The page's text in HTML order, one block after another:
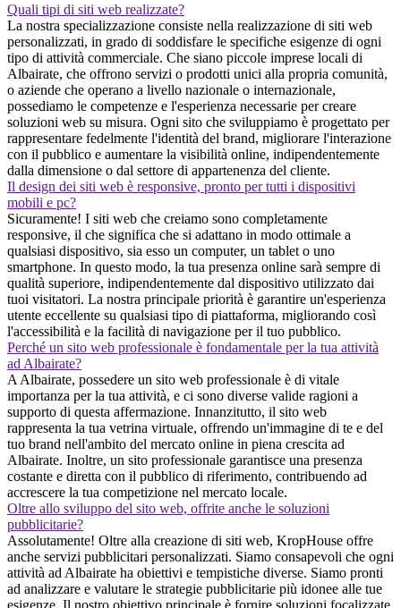
Quali tipi di siti web realizzate?
La nostra specializzazione consiste nella realizzazione di siti web
personalizzati, in grado di soddisfare le specifiche esigenze di ogni
tipo di attività commerciale. Che siano piccole imprese locali di
Albairate, che offrono servizi o prodotti unici alla propria comunità,
o aziende che operano a livello nazionale o internazionale,
possediamo le competenze e l'esperienza necessarie per creare
soluzioni web su misura. Ogni sito che sviluppiamo è progettato per
rappresentare fedelmente l'identità del brand, migliorare l'interazione
con il pubblico e aumentare la visibilità online, indipendentemente
dalla dimensione o dal settore di appartenenza del cliente.
Il design dei siti web è responsive, pronto per tutti i dispositivi
mobili e pc?
Sicuramente! I siti web che creiamo sono completamente
responsive, il che significa che si adattano in modo ottimale a
qualsiasi dispositivo, sia esso un computer, un tablet o uno
smartphone. In questo modo, la tua presenza online sarà sempre di
qualità superiore, indipendentemente dal dispositivo utilizzato dai
tuoi visitatori. La nostra principale priorità è garantire un'esperienza
utente eccellente su qualsiasi tipo di piattaforma, migliorando così
l'accessibilità e la facilità di navigazione per il tuo pubblico.
Perché un sito web professionale è fondamentale per la tua attività
ad Albairate?
A Albairate, possedere un sito web professionale è di vitale
importanza per la tua attività, e ci sono diverse valide ragioni a
supporto di questa affermazione. Innanzitutto, il sito web
rappresenta la tua vetrina virtuale, offrendo un'immagine di te e del
tuo brand nell'ambito del mercato online in piena crescita ad
Albairate. Inoltre, un sito professionale garantisce una presenza
costante e diretta con il pubblico di riferimento, contribuendo ad
accrescere la tua competizione nel mercato locale.
Oltre allo sviluppo del sito web, offrite anche le soluzioni
pubblicitarie?
Assolutamente! Oltre alla creazione di siti web, KropHouse offre
anche servizi pubblicitari personalizzati. Siamo consapevoli che ogni
attività ad Albairate ha obiettivi e tempistiche diverse. Siamo pronti
ad analizzare e valutare le strategie pubblicitarie più idonee alle tue
esigenze. Il nostro obiettivo principale è fornire soluzioni focalizzate